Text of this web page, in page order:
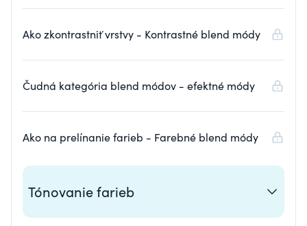
Ako zkontrastniť vrstvy - Kontrastné blend módy
Čudná kategória blend módov - efektné módy
Ako na prelínanie farieb - Farebné blend módy
Tónovanie farieb